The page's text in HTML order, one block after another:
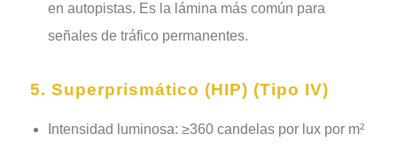
en autopistas. Es la lámina más común para
señales de tráfico permanentes.
5. Superprismático (HIP) (Tipo IV)
Intensidad luminosa: ≥360 candelas por lux por m²